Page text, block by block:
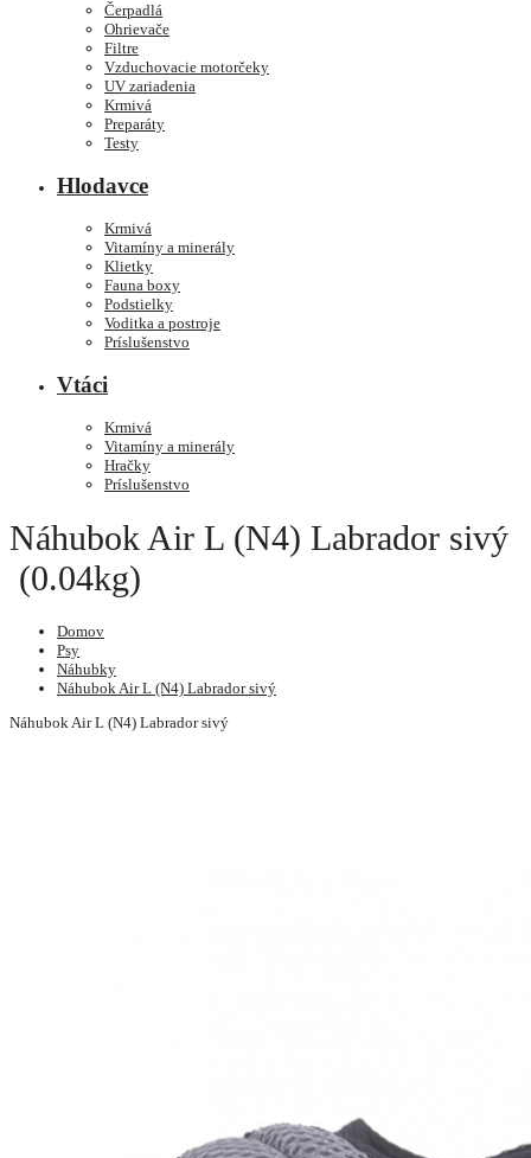
Čerpadlá
Ohrievače
Filtre
Vzduchovacie motorčeky
UV zariadenia
Krmivá
Preparáty
Testy
Hlodavce
Krmivá
Vitamíny a minerály
Klietky
Fauna boxy
Podstielky
Voditka a postroje
Príslušenstvo
Vtáci
Krmivá
Vitamíny a minerály
Hračky
Príslušenstvo
Náhubok Air L (N4) Labrador sivý
(0.04kg)
Domov
Psy
Náhubky
Náhubok Air L (N4) Labrador sivý
Náhubok Air L (N4) Labrador sivý